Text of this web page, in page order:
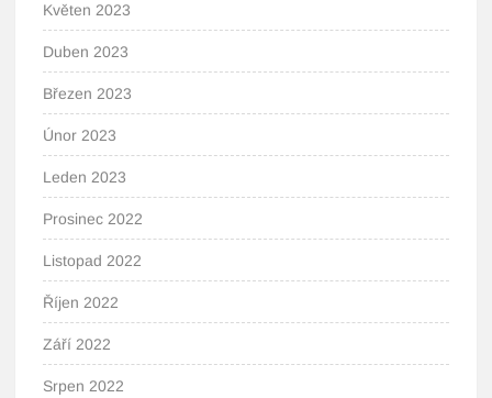
Květen 2023
Duben 2023
Březen 2023
Únor 2023
Leden 2023
Prosinec 2022
Listopad 2022
Říjen 2022
Září 2022
Srpen 2022